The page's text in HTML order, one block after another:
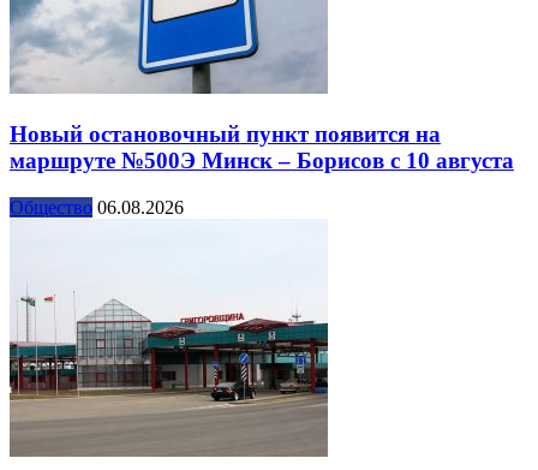
Новый остановочный пункт появится на
маршруте №500Э Минск – Борисов с 10 августа
Общество 06.08.2026